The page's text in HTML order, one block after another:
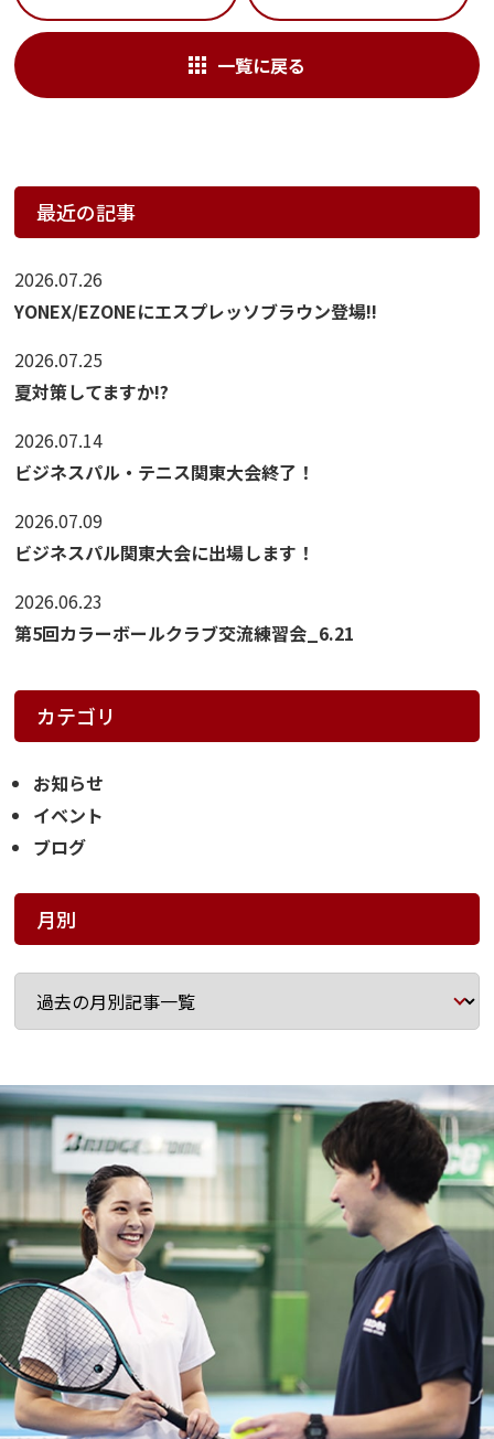
一覧に戻る
最近の記事
2026.07.26
YONEX/EZONEにエスプレッソブラウン登場!!
2026.07.25
夏対策してますか!?
2026.07.14
ビジネスパル・テニス関東大会終了！
2026.07.09
ビジネスパル関東大会に出場します！
2026.06.23
第5回カラーボールクラブ交流練習会_6.21
カテゴリ
お知らせ
イベント
ブログ
月別